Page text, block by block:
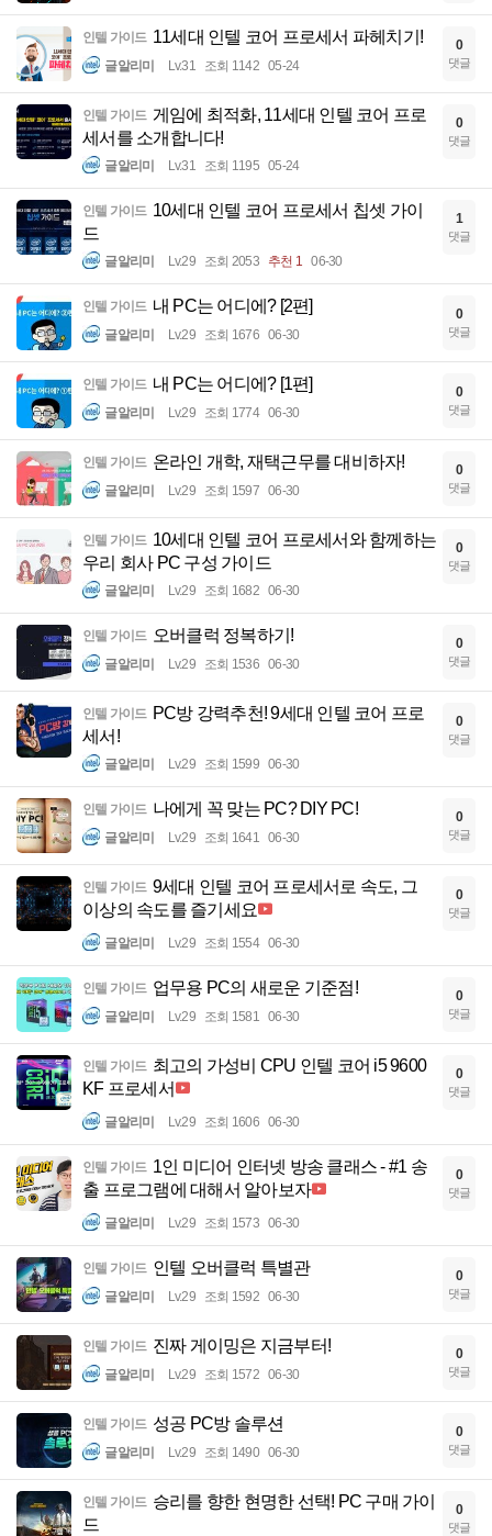
인텔 가이드 11세대 인텔 코어 프로세서 파헤치기!
글알리미 Lv.31 조회 1142 05-24
0
댓글
인텔 가이드 게임에 최적화, 11세대 인텔 코어 프로
세서를 소개합니다!
글알리미 Lv.31 조회 1195 05-24
0
댓글
인텔 가이드 10세대 인텔 코어 프로세서 칩셋 가이
드
글알리미 Lv.29 조회 2053 추천 1 06-30
1
댓글
인텔 가이드 내 PC는 어디에? [2편]
글알리미 Lv.29 조회 1676 06-30
0
댓글
인텔 가이드 내 PC는 어디에? [1편]
글알리미 Lv.29 조회 1774 06-30
0
댓글
인텔 가이드 온라인 개학, 재택근무를 대비하자!
글알리미 Lv.29 조회 1597 06-30
0
댓글
인텔 가이드 10세대 인텔 코어 프로세서와 함께하는
우리 회사 PC 구성 가이드
글알리미 Lv.29 조회 1682 06-30
0
댓글
인텔 가이드 오버클럭 정복하기!
글알리미 Lv.29 조회 1536 06-30
0
댓글
인텔 가이드 PC방 강력추천! 9세대 인텔 코어 프로
세서!
글알리미 Lv.29 조회 1599 06-30
0
댓글
인텔 가이드 나에게 꼭 맞는 PC? DIY PC!
글알리미 Lv.29 조회 1641 06-30
0
댓글
인텔 가이드 9세대 인텔 코어 프로세서로 속도, 그
이상의 속도를 즐기세요
글알리미 Lv.29 조회 1554 06-30
0
댓글
인텔 가이드 업무용 PC의 새로운 기준점!
글알리미 Lv.29 조회 1581 06-30
0
댓글
인텔 가이드 최고의 가성비 CPU 인텔 코어 i5 9600
KF 프로세서
글알리미 Lv.29 조회 1606 06-30
0
댓글
인텔 가이드 1인 미디어 인터넷 방송 클래스 - #1 송
출 프로그램에 대해서 알아보자
글알리미 Lv.29 조회 1573 06-30
0
댓글
인텔 가이드 인텔 오버클럭 특별관
글알리미 Lv.29 조회 1592 06-30
0
댓글
인텔 가이드 진짜 게이밍은 지금부터!
글알리미 Lv.29 조회 1572 06-30
0
댓글
인텔 가이드 성공 PC방 솔루션
글알리미 Lv.29 조회 1490 06-30
0
댓글
인텔 가이드 승리를 향한 현명한 선택! PC 구매 가이
드
0
댓글